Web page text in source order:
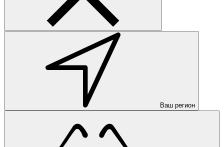
Ваш регион